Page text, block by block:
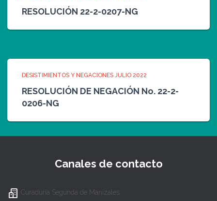
RESOLUCIÓN 22-2-0207-NG
DESISTIMIENTOS Y NEGACIONES JULIO 2022
RESOLUCIÓN DE NEGACIÓN No. 22-2-
0206-NG
Canales de contacto
Curaduría Segunda de Manizales